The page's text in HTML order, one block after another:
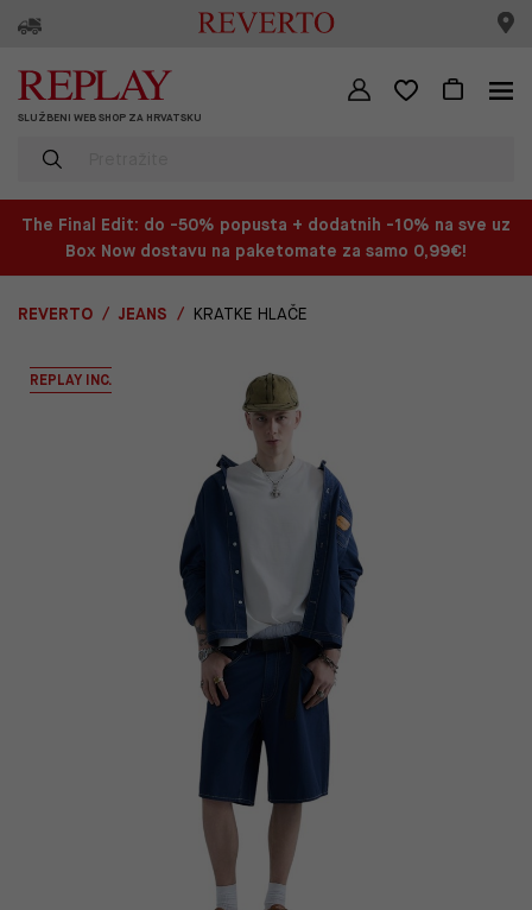
SLUŽBENI WEB SHOP ZA HRVATSKU
The Final Edit: do -50% popusta + dodatnih -10% na sve uz
Box Now dostavu na paketomate za samo 0,99€!
REVERTO JEANS KRATKE HLAČE
REPLAY INC.